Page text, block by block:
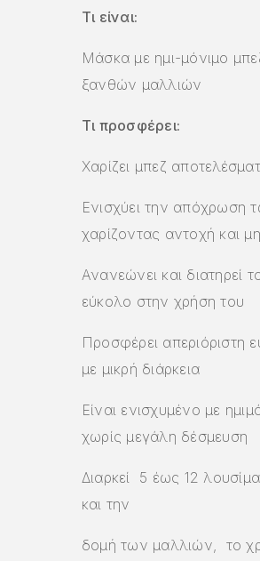
Τι είναι:
Μάσκα με ημι-μόνιμο
ξανθών μαλλιών
Τι προσφέρει:
Χαρίζει μπεζ
Ενισχύει την απόχρωση
χαρίζοντας αντοχή και
Ανανεώνει και διατηρεί
εύκολο στην χρήση του
Προσφέρει απεριόριστη
με μικρή διάρκεια
Είναι ενισχυμένο με
χωρίς μεγάλη δέσμευση
Διαρκεί 5 έως 12
και την
δομή των μαλλιών, το